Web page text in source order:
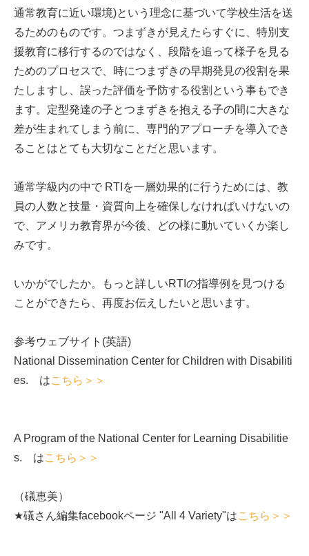
通常教育に近い環境)という理念に基づいて学校生活を送
るためのものです。つまずきが見えたらすぐに、特別支
援教育に移行するのではなく、段階を追って様子を見る
ためのプロセスで、時につまずきの早期発見の役割を果
たしますし、誤った評価を予防する役割という事もでき
ます。定型発達の子とつまずきを抱える子の間に大きな
差が生まれてしまう前に、専門的アプローチを導入でき
ることはとても大切なことだと思います。
通常学級内の中で RTIを一層効果的に行うためには、教
員の人数と技量・資質向上を確保しなければいけないの
で、アメリカ教育界が今後、どの様に動いていくか楽し
みです。
いかがでしたか。もっと詳しいRTIの指導例を見つける
ことができたら、再度お伝えしたいと思います。
参考ウェブサイト(英語)
National Dissemination Center for Children with Disabiliti
es. はこちら＞＞
A Program of the National Center for Learning Disabilitie
s. はこちら＞＞
（礒恵美）
★礒さん編集facebookページ "All 4 Variety"はこちら＞＞